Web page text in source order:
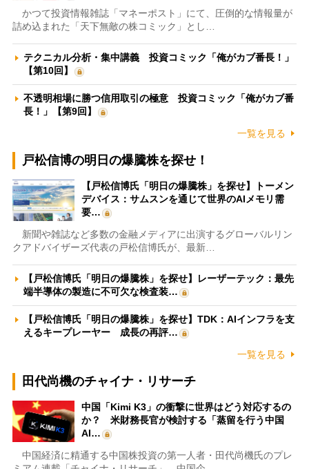
かつて投資情報雑誌「マネーポスト」にて、圧倒的な情報量が
詰め込まれた「天下無敵の株コミック」とし…
テクニカル分析・集中講義 投資コミック「俺がカブ番長！」
【第10回】
不透明相場に勝つ信用取引の極意 投資コミック「俺がカブ番
長！」【第9回】
一覧を見る
戸松信博の明日の爆騰株を探せ！
【戸松信博氏「明日の爆騰株」を探せ】トーメン
デバイス：サムスンを通じて世界のAIメモリ需
要…
新聞や雑誌など多数の金融メディアに出演するグローバルリン
クアドバイザーズ代表の戸松信博氏が、最新…
【戸松信博氏「明日の爆騰株」を探せ】レーザーテック：最先
端半導体の製造に不可欠な検査装…
【戸松信博氏「明日の爆騰株」を探せ】TDK：AIインフラを支
えるキープレーヤー 成長の再評…
一覧を見る
田代尚機のチャイナ・リサーチ
中国「Kimi K3」の衝撃に世界はどう対応するの
か？ 米財務長官が検討する「蒸留を行う中国
AI…
中国経済に精通する中国株投資の第一人者・田代尚機氏のプレ